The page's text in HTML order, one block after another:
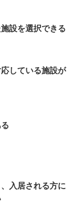
設を選択できる
している施設が
入居される方に